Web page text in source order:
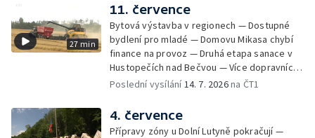
27 min
11. července
Bytová výstavba v regionech — Dostupné
bydlení pro mladé — Domovu Mikasa chybí
finance na provoz — Druhá etapa sanace v
Hustopečích nad Bečvou — Více dopravních
nehod v létě — Týden v sítích — Žně v Česku
Poslední vysílání14. 7. 2026na ČT1
4. července
Přípravy zóny u Dolní Lutyně pokračují —